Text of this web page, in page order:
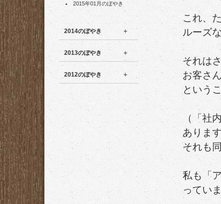
2015年01月のぼやき
2014のぼやき
2013のぼやき
2012のぼやき
これ、
ルーズ
それは
お客さ
という
（「社
ありま
それも
私も「
ってい